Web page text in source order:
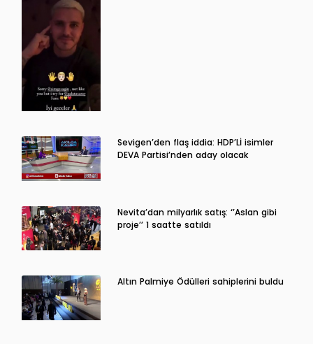
Sevigen’den flaş iddia: HDP’Lİ isimler
DEVA Partisi’nden aday olacak
Nevita’dan milyarlık satış: ‘’Aslan gibi
proje’’ 1 saatte satıldı
Altın Palmiye Ödülleri sahiplerini buldu